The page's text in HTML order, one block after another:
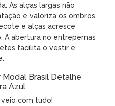
As alças largas não
e valoriza os ombros.
e alças acresce
A abertura no entrepernas
facilita o vestir e
Brasil Detalhe
Azul
veio com tudo!